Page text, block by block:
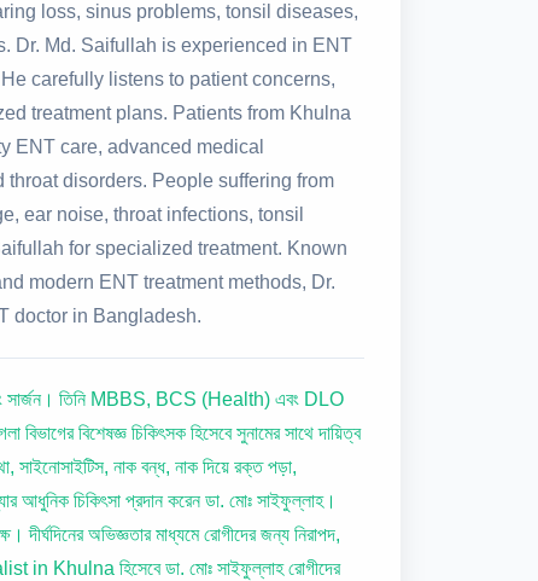
loss, sinus problems, tonsil diseases,
Dr. Md. Saifullah is experienced in ENT
carefully listens to patient concerns,
treatment plans. Patients from Khulna
ENT care, advanced medical
disorders. People suffering from
ear noise, throat infections, tonsil
for specialized treatment. Known
modern ENT treatment methods, Dr.
doctor in Bangladesh.
সার্জন। তিনি MBBS, BCS (Health) এবং DLO
বিভাগের বিশেষজ্ঞ চিকিৎসক হিসেবে সুনামের সাথে দায়িত্ব
সাইনোসাইটিস, নাক বন্ধ, নাক দিয়ে রক্ত পড়া,
আধুনিক চিকিৎসা প্রদান করেন ডা. মোঃ সাইফুল্লাহ।
দীর্ঘদিনের অভিজ্ঞতার মাধ্যমে রোগীদের জন্য নিরাপদ,
in Khulna হিসেবে ডা. মোঃ সাইফুল্লাহ রোগীদের